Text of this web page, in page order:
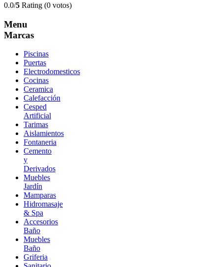
0.0/5 Rating (0 votos)
Menu
Marcas
Piscinas
Puertas
Electrodomesticos
Cocinas
Ceramica
Calefacción
Cesped
Artificial
Tarimas
Aislamientos
Fontaneria
Cemento
y
Derivados
Muebles
Jardín
Mamparas
Hidromasaje
& Spa
Accesorios
Baño
Muebles
Baño
Griferia